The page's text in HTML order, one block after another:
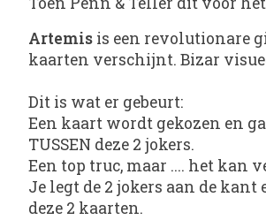
Artemis is een revolutionare
kaarten verschijnt. Bizar
Dit is wat er gebeurt:
Een kaart wordt gekozen en
TUSSEN deze 2 jokers.
Een top truc, maar .... het kan
Je legt de 2 jokers aan de
deze 2 kaarten.